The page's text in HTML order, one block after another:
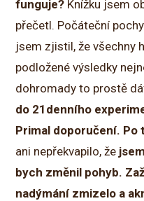
funguje? Knížku jsem
přečetl. Počáteční
jsem zjistil, že všechny
podložené výsledky
dohromady to prostě
do 21denního
Primal doporučení. Po
ani nepřekvapilo, že
bych změnil pohyb.
nadýmání zmizelo a